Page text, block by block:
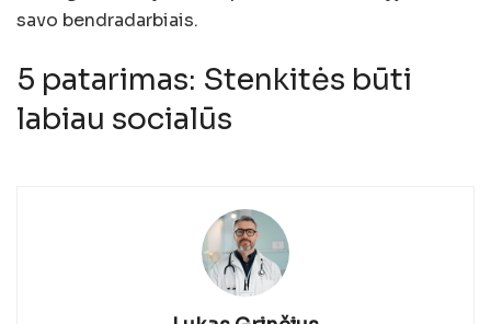
savo bendradarbiais.
5 patarimas: Stenkitės būti
labiau socialūs